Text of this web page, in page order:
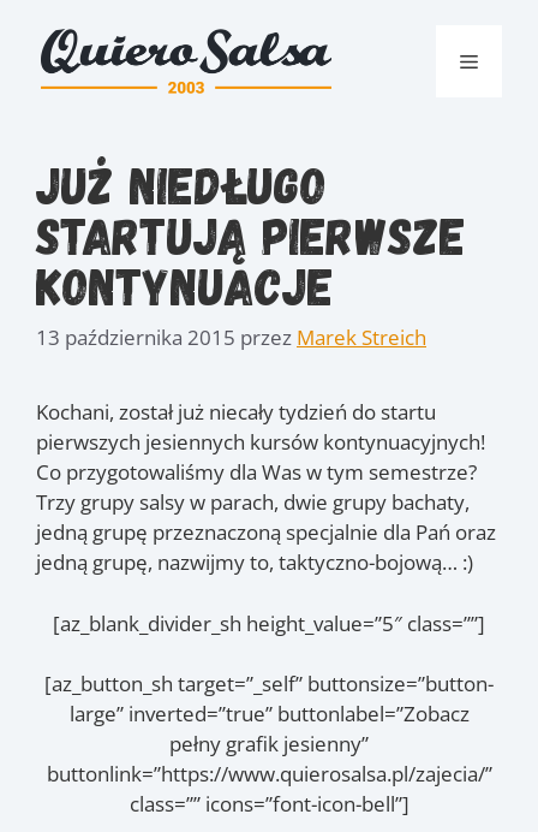
treści
Menu
Już niedługo
startują pierwsze
kontynuacje
13 października 2015 przez Marek Streich
Kochani, został już niecały tydzień do startu
pierwszych jesiennych kursów kontynuacyjnych!
Co przygotowaliśmy dla Was w tym semestrze?
Trzy grupy salsy w parach, dwie grupy bachaty,
jedną grupę przeznaczoną specjalnie dla Pań oraz
jedną grupę, nazwijmy to, taktyczno-bojową… :)
[az_blank_divider_sh height_value=”5″ class=””]
[az_button_sh target=”_self” buttonsize=”button-
large” inverted=”true” buttonlabel=”Zobacz
pełny grafik jesienny”
buttonlink=”https://www.quierosalsa.pl/zajecia/”
class=”” icons=”font-icon-bell”]